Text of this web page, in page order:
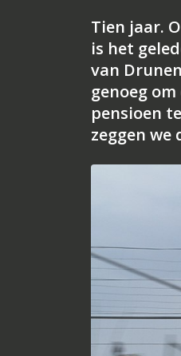
Tien jaar.
is het
van
genoeg
pensioen
zeggen we